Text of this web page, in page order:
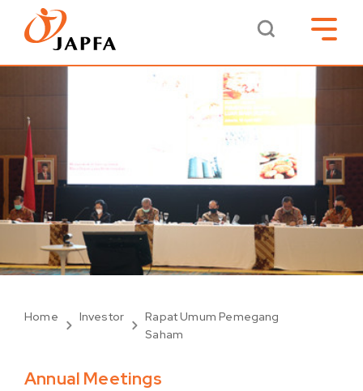
Home Investor
Rapat Umum Pemegang
Saham
Annual Meetings